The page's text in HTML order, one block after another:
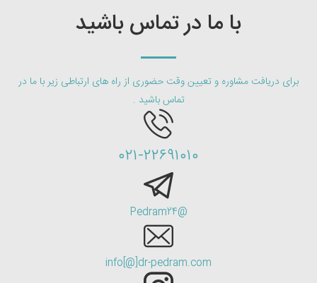
با ما در تماس باشید
برای دریافت مشاوره و تعیین وقت حضوری از راه های ارتباطی زیر با ما در
تماس باشید .
۰۲۱-۲۲۶۹۱۰۱۰
@Pedram24
info[@]dr-pedram.com